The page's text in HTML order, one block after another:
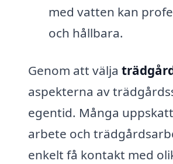
med vatten kan
och hållbara.
Genom att välja
aspekterna av
egentid. Många
arbete och
enkelt få kontakt med